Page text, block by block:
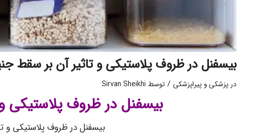
بیسفنل در ظروف پلاستیکی و تاثیر آن بر سقط
در پزشکی و پیراپزشکی / توسط Sirvan Sheikhi
بیسفنل در ظروف پلاستیکی
بیسفنل در ظروف پلاستیکی و